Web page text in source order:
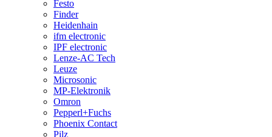
Festo
Finder
Heidenhain
ifm electronic
IPF electronic
Lenze-AC Tech
Leuze
Microsonic
MP-Elektronik
Omron
Pepperl+Fuchs
Phoenix Contact
Pilz